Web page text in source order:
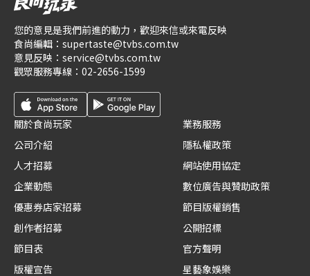
您的意見是我們前進的動力，歡迎來信或來電反映
食尚編輯： supertaste@tvbs.com.tw
意見反映： service@tvbs.com.tw
觀眾服務專線： 02-2656-1599
關於食尚玩家
公司介紹
人才招募
企業動態
優惠券店家招募
創作者招募
節目表
版權宣告
業務服務
隱私權政策
網站使用協定
數位廣告與贊助政策
節目版權銷售
公開招標
官方聲明
星藝象娛樂